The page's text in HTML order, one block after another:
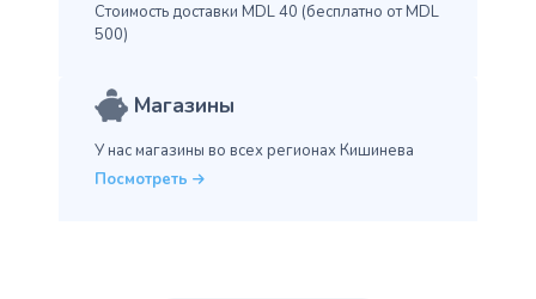
Стоимость доставки MDL 40 (бесплатно от MDL
500)
Магазины
У нас магазины во всех регионах Кишинева
Посмотреть